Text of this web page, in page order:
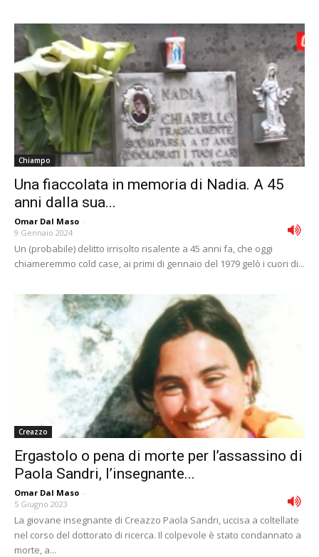
Chiampo
Una fiaccolata in memoria di Nadia. A 45
anni dalla sua...
Omar Dal Maso -
9 Gennaio 2024
Un (probabile) delitto irrisolto risalente a 45 anni fa, che oggi
chiameremmo cold case, ai primi di gennaio del 1979 gelò i cuori di...
Creazzo
Ergastolo o pena di morte per l’assassino di
Paola Sandri, l’insegnante...
Omar Dal Maso -
5 Giugno 2023
La giovane insegnante di Creazzo Paola Sandri, uccisa a coltellate
nel corso del dottorato di ricerca. Il colpevole è stato condannato a
morte, a...